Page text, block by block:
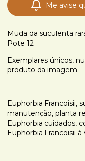
Me avise
Muda da suculenta
Pote 12
Exemplares únicos,
produto da imagem.
Euphorbia Francoisii,
manutenção, planta
Euphorbia cuidados,
Euphorbia Francoisii